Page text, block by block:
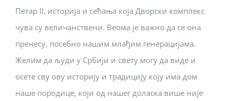
Петар II, историја и сећања која Дворски комплекс
чува су величанствени. Веома је важно да се онa
пренесу, посебно нашим млађим генерацијама.
Желим да људи у Србији и свету могу да виде и
осете сву ову историју и традицију коју има дом
наше породице, који од нашег доласка више није